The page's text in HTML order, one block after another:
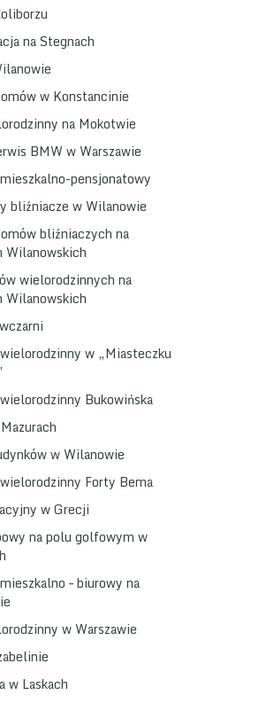
na Stegnach
w Konstancinie
na Mokotwie
BMW w Warszawie
pensjonatowy
bliźniacze w Wilanowie
bliźniaczych na
Wilanowskich
wielorodzinnych na
Wilanowskich
w „Miasteczku
Bukowińska
w Wilanowie
Forty Bema
w Grecji
na polu golfowym w
– biurowy na
w Warszawie
w Laskach